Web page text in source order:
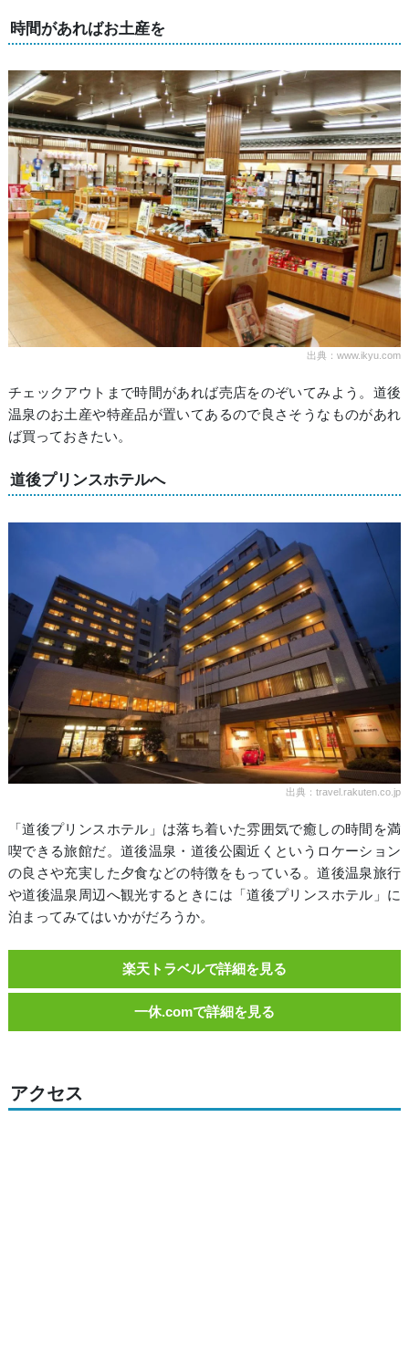
時間があればお土産を
出典：www.ikyu.com
チェックアウトまで時間があれば売店をのぞいてみよう。道後
温泉のお土産や特産品が置いてあるので良さそうなものがあれ
ば買っておきたい。
道後プリンスホテルへ
出典：travel.rakuten.co.jp
「道後プリンスホテル」は落ち着いた雰囲気で癒しの時間を満
喫できる旅館だ。道後温泉・道後公園近くというロケーション
の良さや充実した夕食などの特徴をもっている。道後温泉旅行
や道後温泉周辺へ観光するときには「道後プリンスホテル」に
泊まってみてはいかがだろうか。
楽天トラベルで詳細を見る
一休.comで詳細を見る
アクセス